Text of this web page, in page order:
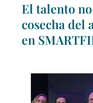
El talento
cosecha del
en